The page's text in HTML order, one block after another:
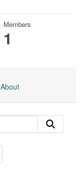
Members
1
About